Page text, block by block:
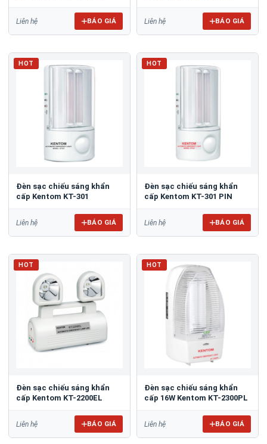
Liên hệ BÁO GIÁ Liên hệ BÁO GIÁ
HOT
Đèn sạc chiếu sáng khẩn
cấp Kentom KT-301
Liên hệ BÁO GIÁ
HOT
Đèn sạc chiếu sáng khẩn
cấp Kentom KT-301 PIN
Liên hệ BÁO GIÁ
HOT
Đèn sạc chiếu sáng khẩn
cấp Kentom KT-2200EL
Liên hệ BÁO GIÁ
HOT
Đèn sạc chiếu sáng khẩn
cấp 16W Kentom KT-2300PL
Liên hệ BÁO GIÁ